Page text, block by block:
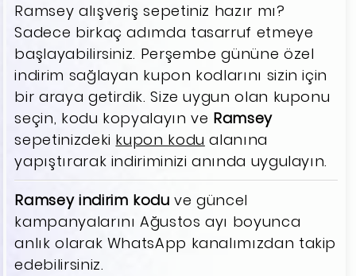
Ramsey alışveriş sepetiniz hazır mı?
Sadece birkaç adımda tasarruf etmeye
başlayabilirsiniz. Perşembe gününe özel
indirim sağlayan kupon kodlarını sizin için
bir araya getirdik. Size uygun olan kuponu
seçin, kodu kopyalayın ve Ramsey
sepetinizdeki kupon kodu alanına
yapıştırarak indiriminizi anında uygulayın.
Ramsey indirim kodu ve güncel
kampanyalarını Ağustos ayı boyunca
anlık olarak WhatsApp kanalımızdan takip
edebilirsiniz.